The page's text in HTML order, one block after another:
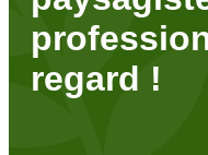
regard !